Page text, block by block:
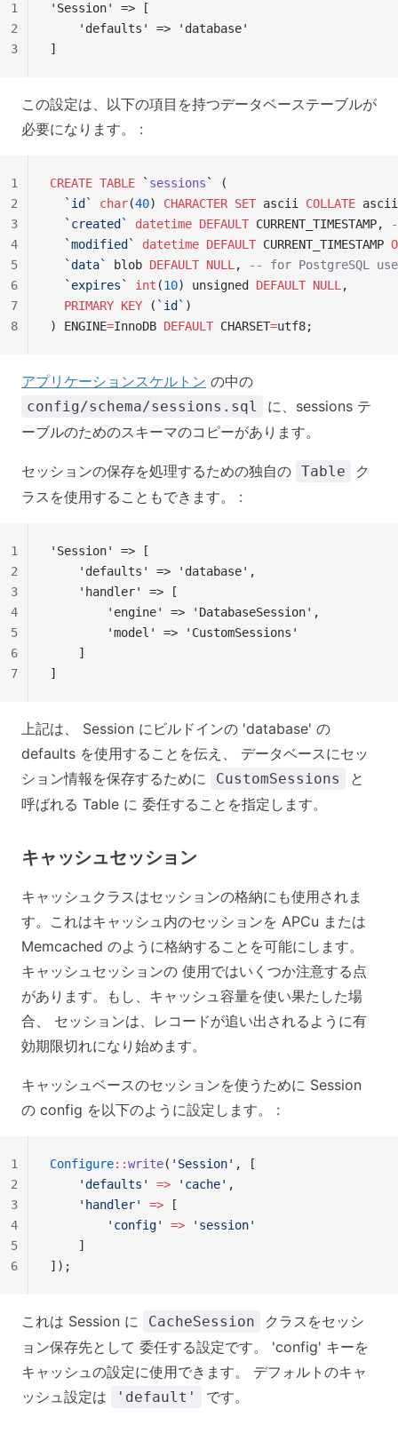
'Session' => [
    'defaults' => 'database'
]
1
2
3
この設定は、以下の項目を持つデータベーステーブルが
必要になります。 :
CREATE TABLE ` sessions ` (
  `id`
char(40) CHARACTER SET ascii COLLATE
  `created`
datetime DEFAULT CURRENT_TIMESTAMP,
  `modified`
datetime DEFAULT CURRENT_TIMESTAMP
  `data`
blob DEFAULT NULL ,
-- for PostgreSQL
  `expires`
int (10) unsigned DEFAULT NULL ,
  PRIMARY KEY
( `id` )
) ENGINE=InnoDB DEFAULT CHARSET=utf8;
1
2
3
4
5
6
7
8
アプリケーションスケルトン の中の
config/schema/sessions.sql
に、sessions テ
ーブルのためのスキーマのコピーがあります。
セッションの保存を処理するための独自の Table
ク
ラスを使用することもできます。 :
'Session' => [
    'defaults' => 'database',
    'handler' => [
        'engine' => 'DatabaseSession',
        'model' => 'CustomSessions'
    ]
]
1
2
3
4
5
6
7
上記は、 Session にビルドインの 'database' の
defaults を使用することを伝え、 データベースにセッ
ション情報を保存するために
CustomSessions
と
呼ばれる Table に 委任することを指定します。
キャッシュセッション
キャッシュクラスはセッションの格納にも使用されま
す。これはキャッシュ内のセッションを APCu または
Memcached のように格納することを可能にします。
キャッシュセッションの 使用ではいくつか注意する点
があります。もし、キャッシュ容量を使い果たした場
合、 セッションは、レコードが追い出されるように有
効期限切れになり始めます。
キャッシュベースのセッションを使うために Session
の config を以下のように設定します。 :
Configure::write( 'Session' , [
    'defaults'
=> 'cache' ,
    'handler'
=> [
        'config'
=> 'session'
    ]
]);
1
2
3
4
5
6
これは Session に CacheSession
クラスをセッシ
ョン保存先として 委任する設定です。 'config' キーを
キャッシュの設定に使用できます。 デフォルトのキャ
ッシュ設定は
'default' です。